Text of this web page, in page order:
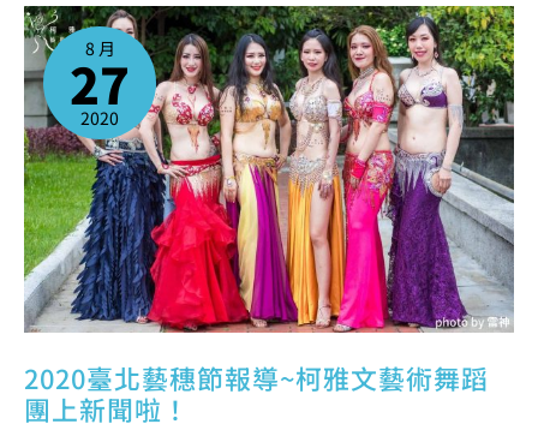
8 月
27
2020
2020臺北藝穗節報導~柯雅文藝術舞蹈
團上新聞啦！
2020
臺
北
節
報
導
~
柯
雅
文
藝
術
舞
蹈
團
上
新
聞
啦！